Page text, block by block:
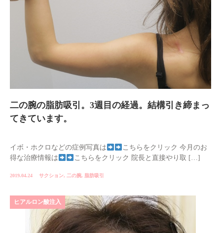
二の腕の脂肪吸引。3週目の経過。結構引き締まっ
てきています。
イボ・ホクロなどの症例写真は
こちらをクリック 今月のお
得な治療情報は
こちらをクリック 院長と直接やり取 […]
2019.04.24 サクション, 二の腕, 脂肪吸引
ヒアルロン酸注入